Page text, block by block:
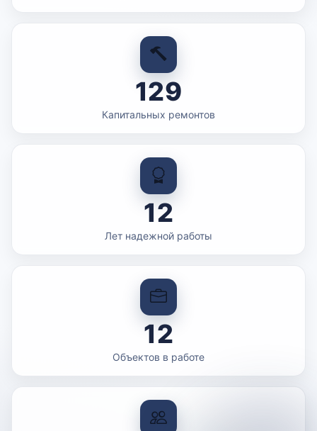
129
Капитальных ремонтов
12
Лет надежной работы
12
Объектов в работе